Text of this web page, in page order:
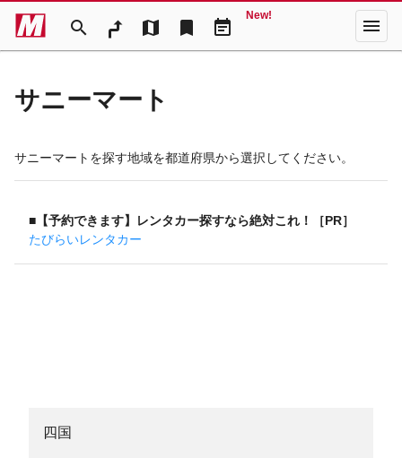
search map bookmark event_note
New! menu
サニーマート
サニーマートを探す地域を都道府県から選択してください。
■【予約できます】レンタカー探すなら絶対これ！［PR］
たびらいレンタカー
四国